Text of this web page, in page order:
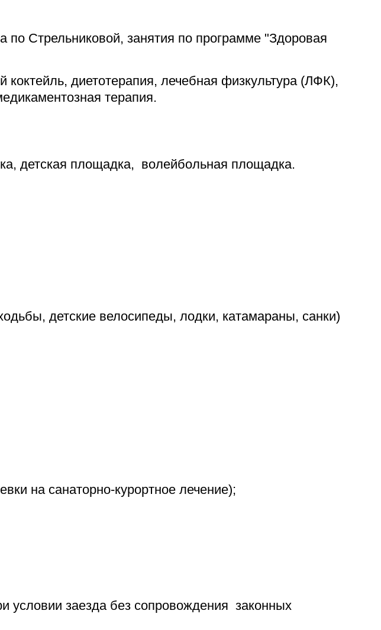
по Стрельниковой, занятия по программе "Здоровая
диетотерапия, лечебная физкультура (ЛФК),
терапия.
детская площадка, волейбольная площадка.
детские велосипеды, лодки, катамараны, санки)
на санаторно-курортное лечение);
условии заезда без сопровождения законных